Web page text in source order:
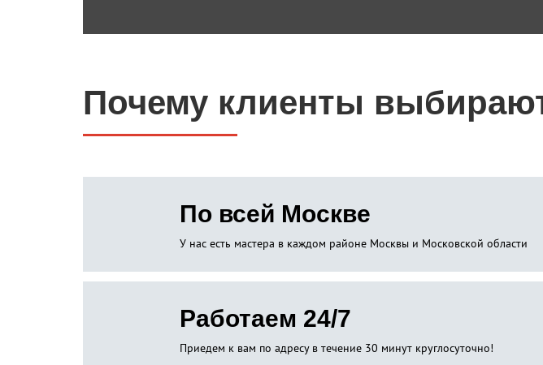
Почему клиенты
По всей Москве
У нас есть мастера в каждом районе Москвы и Московской области
Работаем 24/7
Приедем к вам по адресу в течение 30 минут круглосуточно!